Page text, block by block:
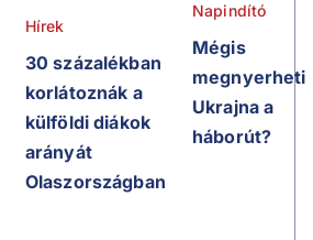
Hírek
30 százalékban
korlátoznák a
külföldi diákok
arányát
Olaszországban
Napindító
Mégis
megnyerheti
Ukrajna a
háborút?